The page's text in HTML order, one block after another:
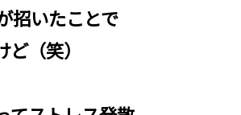
招いたことで
（笑）